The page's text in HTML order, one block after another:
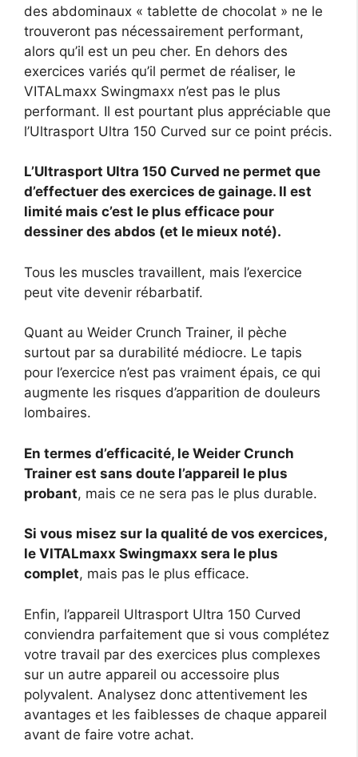
des abdominaux « tablette de chocolat » ne le
trouveront pas nécessairement performant,
alors qu’il est un peu cher. En dehors des
exercices variés qu’il permet de réaliser, le
VITALmaxx Swingmaxx n’est pas le plus
performant. Il est pourtant plus appréciable que
l’Ultrasport Ultra 150 Curved sur ce point précis.
L’Ultrasport Ultra 150 Curved ne permet que
d’effectuer des exercices de gainage. Il est
limité mais c’est le plus efficace pour
dessiner des abdos (et le mieux noté).
Tous les muscles travaillent, mais l’exercice
peut vite devenir rébarbatif.
Quant au Weider Crunch Trainer, il pèche
surtout par sa durabilité médiocre. Le tapis
pour l’exercice n’est pas vraiment épais, ce qui
augmente les risques d’apparition de douleurs
lombaires.
En termes d’efficacité, le Weider Crunch
Trainer est sans doute l’appareil le plus
probant, mais ce ne sera pas le plus durable.
Si vous misez sur la qualité de vos exercices,
le VITALmaxx Swingmaxx sera le plus
complet, mais pas le plus efficace.
Enfin, l’appareil Ultrasport Ultra 150 Curved
conviendra parfaitement que si vous complétez
votre travail par des exercices plus complexes
sur un autre appareil ou accessoire plus
polyvalent. Analysez donc attentivement les
avantages et les faiblesses de chaque appareil
avant de faire votre achat.